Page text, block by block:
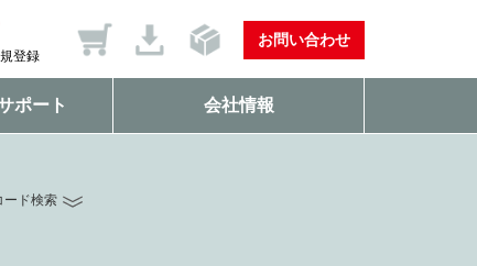
登録
お問い合わせ
ポート 会社情報
ード検索